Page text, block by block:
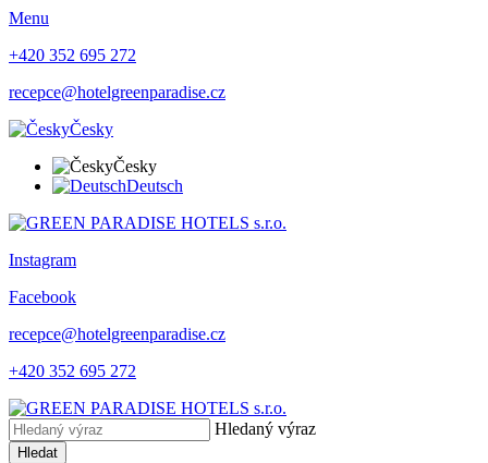
Menu
+420 352 695 272
recepce@hotelgreenparadise.cz
Česky
Česky
Deutsch
Instagram
Facebook
recepce@hotelgreenparadise.cz
+420 352 695 272
Hledaný výraz
Hledat